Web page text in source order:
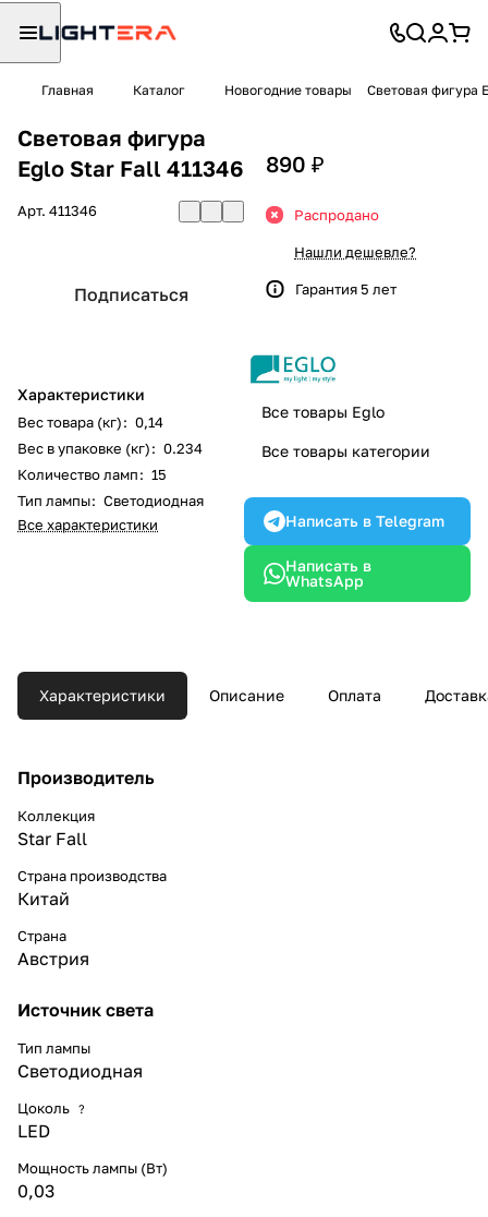
Главная Каталог Новогодние товары Световая фигура
Световая фигура
Eglo Star Fall 411346
Арт. 411346
Подписаться
Характеристики
Вес товара (кг): 0,14
Вес в упаковке (кг): 0.234
Количество ламп: 15
Тип лампы: Светодиодная
Все характеристики
890 ₽
Распродано
Нашли дешевле?
Гарантия 5 лет
Все товары Eglo
Все товары категории
Написать в Telegram
Написать в
WhatsApp
Характеристики Описание Оплата
Производитель
Коллекция
Star Fall
Страна производства
Китай
Страна
Австрия
Источник света
Тип лампы
Светодиодная
Цоколь ?
LED
Мощность лампы (Вт)
0,03